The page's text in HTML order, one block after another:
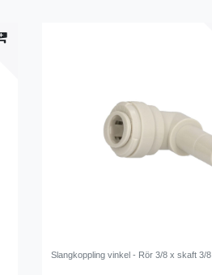
Slangkoppling vinkel - Rör 3/8 x skaft 3/8